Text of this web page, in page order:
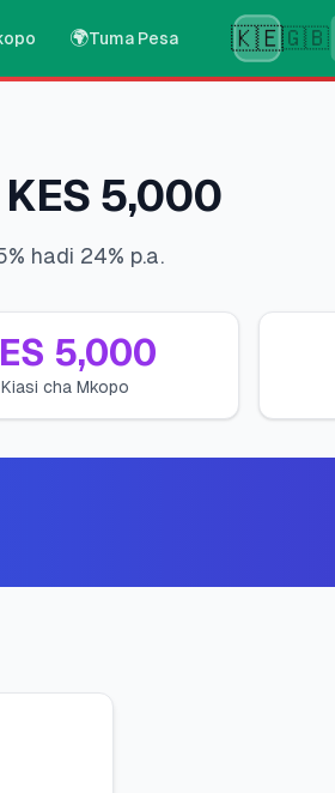
🌍Tuma Pesa 🇰🇪🇬🇧
5,000
hadi 24% p.a.
5,000
Kiasi cha Mkopo